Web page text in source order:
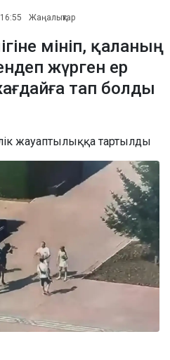
Жаңалықтар
мініп, қаланың
жүрген ер
тап болды
жауаптылыққа тартылды